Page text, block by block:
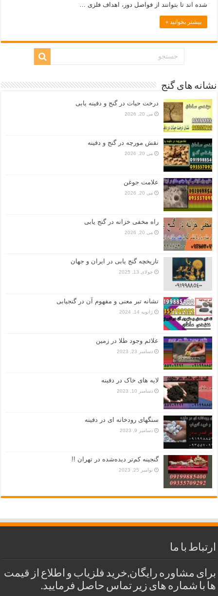
شده‌ اند تا بتوانند از فواصل دور، اهداف فلزی …
بیشتر بخوانید »
نشانه های گنج
درخت حیات در گنج و دفینه یابی
می 20, 2026
نقش مورچه در گنج و دفینه
می 20, 2026
علامت جوغن
می 20, 2026
راه مخفی خزانه در گنج یابی
می 20, 2026
تاریخچه گنج‌ یابی در ایران و جهان
جولای 13, 2025
نشانه تبر معنی و مفهوم آن در گنجیابی
ژانویه 14, 2024
علائم وجود طلا در زمین
دسامبر 23, 2023
لایه های خاک در دفینه
دسامبر 10, 2023
سنگهای رودخانه ای در دفینه
دسامبر 9, 2023
گنجینه کم‌تر دیده‌شده در تهران !!
نوامبر 25, 2023
ارتباط با ما
برای مشاوره رایگان,خرید فلزیاب و اطلاع از قیمت
ها با شماره های زیر تماس حاصل فرمایید.